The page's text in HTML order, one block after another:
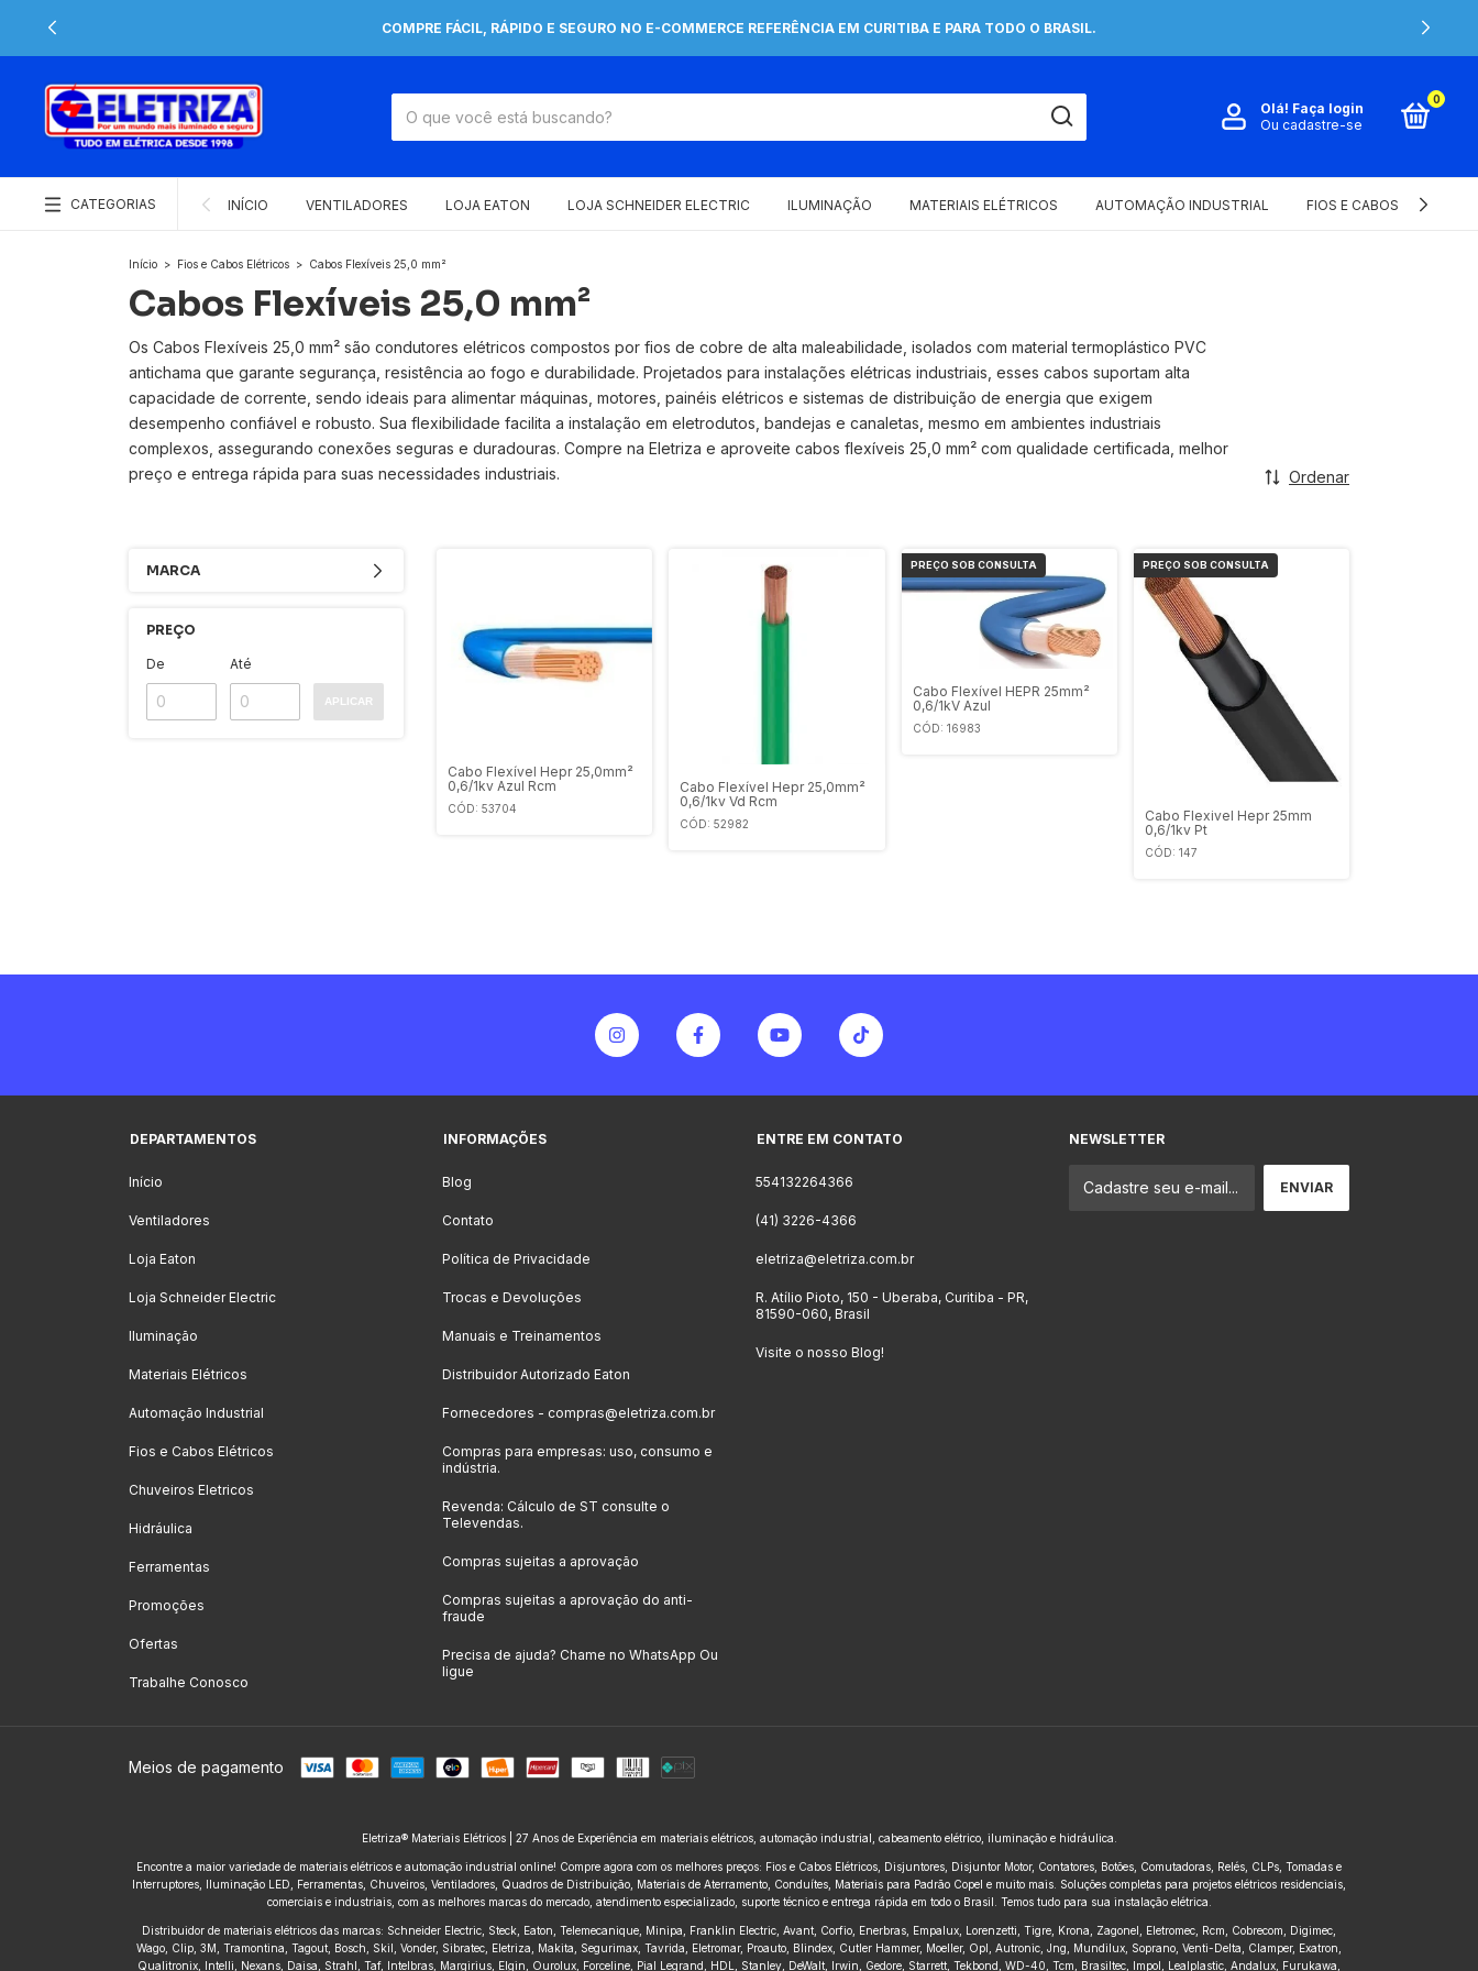
COMPRE FÁCIL, RÁPIDO E SEGURO NO E-COMMERCE REFERÊNCIA EM CURITIBA E PARA TODO O BRASIL.
Olá! Faça login
Ou cadastre-se
0
CATEGORIAS INÍCIO VENTILADORES LOJA EATON LOJA SCHNEIDER ELECTRIC ILUMINAÇÃO MATERIAIS ELÉTRICOS AUTOMAÇÃO INDUSTRIAL FIOS E CABOS ELÉTRICOS
Início > Fios e Cabos Elétricos > Cabos Flexíveis 25,0 mm²
Cabos Flexíveis 25,0 mm²
Os Cabos Flexíveis 25,0 mm² são condutores elétricos compostos por fios de cobre de alta maleabilidade, isolados com material termoplástico PVC
antichama que garante segurança, resistência ao fogo e durabilidade. Projetados para instalações elétricas industriais, esses cabos suportam alta
capacidade de corrente, sendo ideais para alimentar máquinas, motores, painéis elétricos e sistemas de distribuição de energia que exigem
desempenho confiável e robusto. Sua flexibilidade facilita a instalação em eletrodutos, bandejas e canaletas, mesmo em ambientes industriais
complexos, assegurando conexões seguras e duradouras. Compre na Eletriza e aproveite cabos flexíveis 25,0 mm² com qualidade certificada, melhor
preço e entrega rápida para suas necessidades industriais.
Ordenar
MARCA
PREÇO
De Até
APLICAR
Cabo Flexível Hepr 25,0mm²
0,6/1kv Azul Rcm
CÓD: 53704
Cabo Flexível Hepr 25,0mm²
0,6/1kv Vd Rcm
CÓD: 52982
Cabo Flexível HEPR 25mm²
0,6/1kV Azul
CÓD: 16983
Cabo Flexivel Hepr 25mm
0,6/1kv Pt
CÓD: 147
DEPARTAMENTOS
Início
Ventiladores
Loja Eaton
Loja Schneider Electric
Iluminação
Materiais Elétricos
Automação Industrial
Fios e Cabos Elétricos
Chuveiros Eletricos
Hidráulica
Ferramentas
Promoções
Ofertas
Trabalhe Conosco
INFORMAÇÕES
Blog
Contato
Política de Privacidade
Trocas e Devoluções
Manuais e Treinamentos
Distribuidor Autorizado Eaton
Fornecedores - compras@eletriza.com.br
Compras para empresas: uso, consumo e
indústria.
Revenda: Cálculo de ST consulte o
Televendas.
Compras sujeitas a aprovação
Compras sujeitas a aprovação do anti-
fraude
Precisa de ajuda? Chame no WhatsApp Ou
ligue
ENTRE EM CONTATO
554132264366
(41) 3226-4366
eletriza@eletriza.com.br
R. Atílio Pioto, 150 - Uberaba, Curitiba - PR,
81590-060, Brasil
Visite o nosso Blog!
NEWSLETTER
Meios de pagamento
Eletriza® Materiais Elétricos | 27 Anos de Experiência em materiais elétricos, automação industrial, cabeamento elétrico, iluminação e hidráulica.
Encontre a maior variedade de materiais elétricos e automação industrial online! Compre agora com os melhores preços: Fios e Cabos Elétricos, Disjuntores, Disjuntor Motor, Contatores, Botões, Comutadoras, Relés, CLPs, Tomadas e
Interruptores, Iluminação LED, Ferramentas, Chuveiros, Ventiladores, Quadros de Distribuição, Materiais de Aterramento, Conduítes, Materiais para Padrão Copel e muito mais. Soluções completas para projetos elétricos residenciais,
comerciais e industriais, com as melhores marcas do mercado, atendimento especializado, suporte técnico e entrega rápida em todo o Brasil. Temos tudo para sua instalação elétrica.
Distribuidor de materiais elétricos das marcas: Schneider Electric, Steck, Eaton, Telemecanique, Minipa, Franklin Electric, Avant, Corfio, Enerbras, Empalux, Lorenzetti, Tigre, Krona, Zagonel, Eletromec, Rcm, Cobrecom, Digimec,
Wago, Clip, 3M, Tramontina, Tagout, Bosch, Skil, Vonder, Sibratec, Eletriza, Makita, Segurimax, Tavrida, Eletromar, Proauto, Blindex, Cutler Hammer, Moeller, Opl, Autronic, Jng, Mundilux, Soprano, Venti-Delta, Clamper, Exatron,
Qualitronix, Intelli, Nexans, Daisa, Strahl, Taf, Intelbras, Margirius, Elgin, Ourolux, Forceline, Pial Legrand, HDL, Stanley, DeWalt, Irwin, Gedore, Starrett, Tekbond, WD-40, Tcm, Brasiltec, Impol, Lealplastic, Andalux, Furukawa,